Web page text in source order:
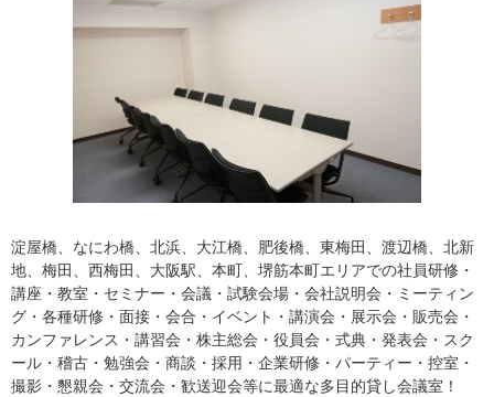
淀屋橋、なにわ橋、北浜、大江橋、肥後橋、東梅田、渡辺橋、北新
地、梅田、西梅田、大阪駅、本町、堺筋本町エリアでの社員研修・
講座・教室・セミナー・会議・試験会場・会社説明会・ミーティン
グ・各種研修・面接・会合・イベント・講演会・展示会・販売会・
カンファレンス・講習会・株主総会・役員会・式典・発表会・スク
ール・稽古・勉強会・商談・採用・企業研修・パーティー・控室・
撮影・懇親会・交流会・歓送迎会等に最適な多目的貸し会議室！